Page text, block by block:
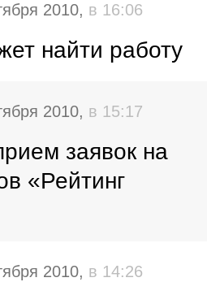
2010, в 16:06
найти работу
2010, в 15:17
заявок на
«Рейтинг
2010, в 14:26